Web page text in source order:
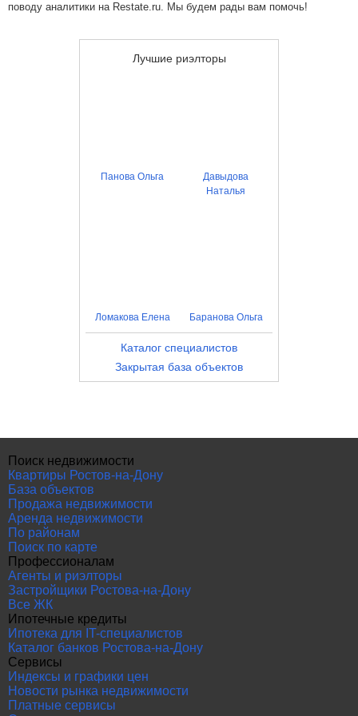
поводу аналитики на Restate.ru. Мы будем рады вам помочь!
Лучшие риэлторы
Панова Ольга
Давыдова
Наталья
Ломакова Елена Баранова Ольга
Каталог специалистов
Закрытая база объектов
Поиск недвижимости
Квартиры Ростов-на-Дону
База объектов
Продажа недвижимости
Аренда недвижимости
По районам
Поиск по карте
Профессионалам
Агенты и риэлторы
Застройщики Ростова-на-Дону
Все ЖК
Ипотечные кредиты
Ипотека для IT-специалистов
Каталог банков Ростова-на-Дону
Сервисы
Индексы и графики цен
Новости рынка недвижимости
Платные сервисы